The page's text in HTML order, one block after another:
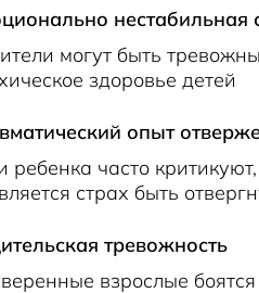
нестабильная
могут быть
здоровье детей
опыт
ребенка часто
страх быть
тревожность
взрослые